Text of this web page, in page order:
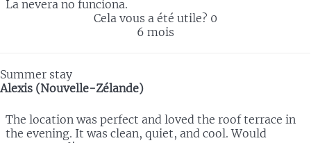
La nevera no funciona.
Cela vous a été utile? 0
6 mois
Summer stay
Alexis (Nouvelle-Zélande)
The location was perfect and loved the roof terrace in
the evening. It was clean, quiet, and cool. Would